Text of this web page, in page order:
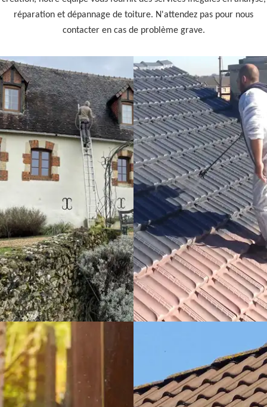
réparation et dépannage de toiture. N'attendez pas pour nous
contacter en cas de problème grave.